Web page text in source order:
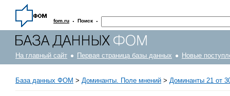
fom.ru · Поиск ·
На главный сайт Первая страница базы данных Новые
База данных ФОМ > Доминанты. Поле мнений > Доминанты 21 от